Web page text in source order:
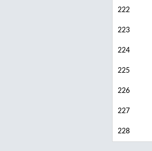
222
223
224
225
226
227
228